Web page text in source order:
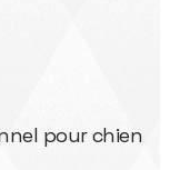
pour chien